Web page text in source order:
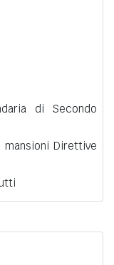
di Secondo
Direttive